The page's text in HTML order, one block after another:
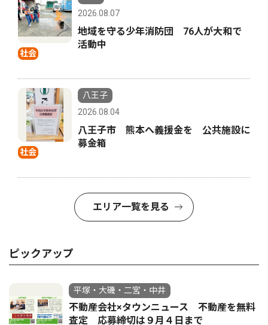
社会
2026.08.07
地域を守る少年消防団 76人が大和で
活動中
社会
八王子
2026.08.04
八王子市 熊本へ義援金を 公共施設に
募金箱
エリア一覧を見る
ピックアップ
平塚・大磯・二宮・中井
不動産会社×タウンニュース 不動産を無料
査定 応募締切は９月４日まで